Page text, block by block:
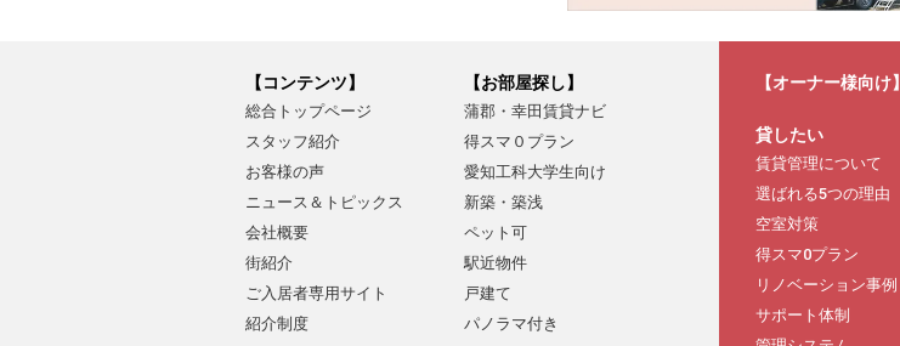
【コンテンツ】
総合トップページ
スタッフ紹介
お客様の声
ニュース＆トピックス
会社概要
街紹介
ご入居者専用サイト
紹介制度
【お部屋探し】
蒲郡・幸田賃貸ナビ
得スマ０プラン
愛知工科大学生向け
新築・築浅
ペット可
駅近物件
戸建て
パノラマ付き
【オーナー様向け】
貸したい
賃貸管理について
選ばれる5つの理由
空室対策
得スマ0プラン
リノベーション事例
サポート体制